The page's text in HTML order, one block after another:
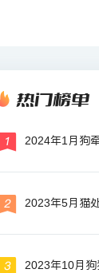
热门榜单
2024年1月狗
2023年5月猫
2023年10月